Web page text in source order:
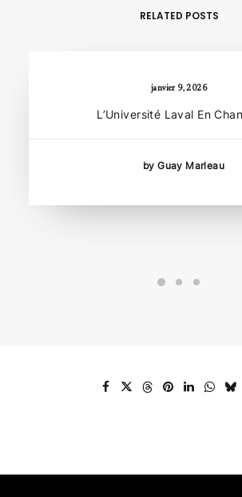
RELATED POSTS
janvier 9, 2026
L’Université Laval En
by Guay Marleau